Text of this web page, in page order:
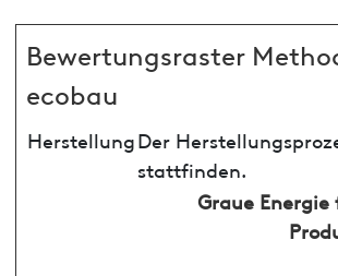
Bewertungsraster
ecobau
HerstellungDer
stattfinden.
Graue Energie